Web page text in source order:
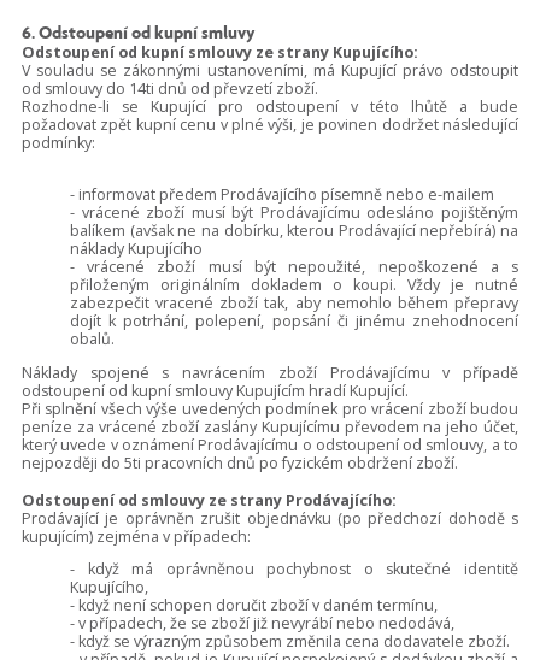
6. Odstoupení od kupní smluvy
Odstoupení od kupní smlouvy ze strany Kupujícího:
V souladu se zákonnými ustanoveními, má Kupující právo odstoupit
od smlouvy do 14ti dnů od převzetí zboží.
Rozhodne-li se Kupující pro odstoupení v této lhůtě a bude
požadovat zpět kupní cenu v plné výši, je povinen dodržet následující
podmínky:
- informovat předem Prodávajícího písemně nebo e-mailem
- vrácené zboží musí být Prodávajícímu odesláno pojištěným
balíkem (avšak ne na dobírku, kterou Prodávající nepřebírá) na
náklady Kupujícího
- vrácené zboží musí být nepoužité, nepoškozené a s
přiloženým originálním dokladem o koupi. Vždy je nutné
zabezpečit vracené zboží tak, aby nemohlo během přepravy
dojít k potrhání, polepení, popsání či jinému znehodnocení
obalů.
Náklady spojené s navrácením zboží Prodávajícímu v případě
odstoupení od kupní smlouvy Kupujícím hradí Kupující.
Při splnění všech výše uvedených podmínek pro vrácení zboží budou
peníze za vrácené zboží zaslány Kupujícímu převodem na jeho účet,
který uvede v oznámení Prodávajícímu o odstoupení od smlouvy, a to
nejpozději do 5ti pracovních dnů po fyzickém obdržení zboží.
Odstoupení od smlouvy ze strany Prodávajícího:
Prodávající je oprávněn zrušit objednávku (po předchozí dohodě s
kupujícím) zejména v případech:
- když má oprávněnou pochybnost o skutečné identitě
Kupujícího,
- když není schopen doručit zboží v daném termínu,
- v případech, že se zboží již nevyrábí nebo nedodává,
- když se výrazným způsobem změnila cena dodavatele zboží.